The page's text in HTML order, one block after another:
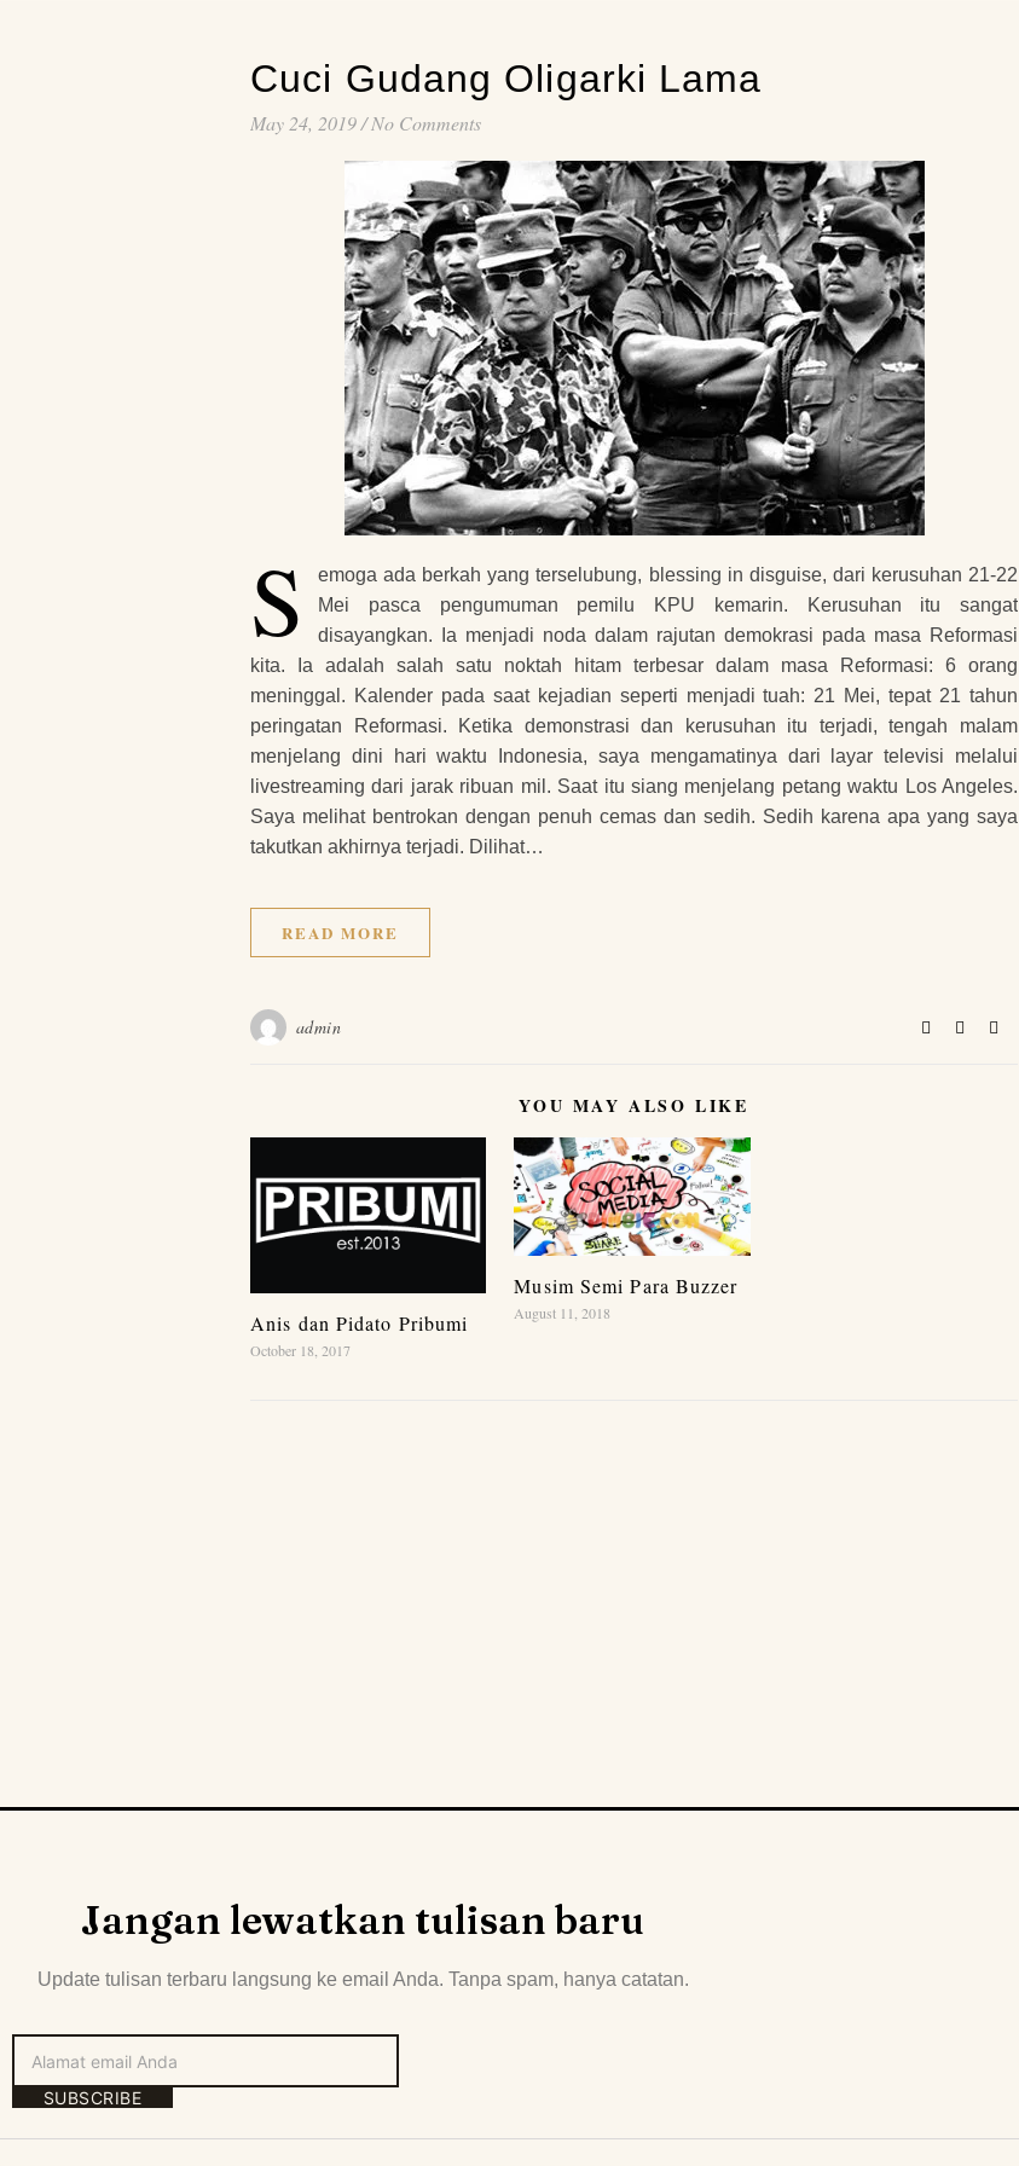
Cuci Gudang Oligarki Lama
May 24, 2019/No Comments
S
emoga ada berkah yang terselubung, blessing in disguise, dari kerusuhan 21-22
Mei pasca pengumuman pemilu KPU kemarin. Kerusuhan itu sangat
disayangkan. Ia menjadi noda dalam rajutan demokrasi pada masa Reformasi
kita. Ia adalah salah satu noktah hitam terbesar dalam masa Reformasi: 6 orang
meninggal. Kalender pada saat kejadian seperti menjadi tuah: 21 Mei, tepat 21 tahun
peringatan Reformasi. Ketika demonstrasi dan kerusuhan itu terjadi, tengah malam
menjelang dini hari waktu Indonesia, saya mengamatinya dari layar televisi melalui
livestreaming dari jarak ribuan mil. Saat itu siang menjelang petang waktu Los Angeles.
Saya melihat bentrokan dengan penuh cemas dan sedih. Sedih karena apa yang saya
takutkan akhirnya terjadi. Dilihat…
READ MORE
admin
YOU MAY ALSO LIKE
Anis dan Pidato Pribumi
October 18, 2017
Musim Semi Para Buzzer
August 11, 2018
Jangan lewatkan tulisan baru
Update tulisan terbaru langsung ke email Anda. Tanpa spam, hanya catatan.
SUBSCRIBE